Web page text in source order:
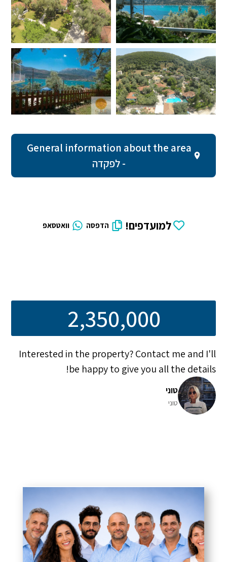
General information about the area
- לפקדה
למועדפים! הדפסה וואטסאפ
2,350,000
Interested in the property? Contact me and I'll
be happy to give you all the details!
טוני
טוני